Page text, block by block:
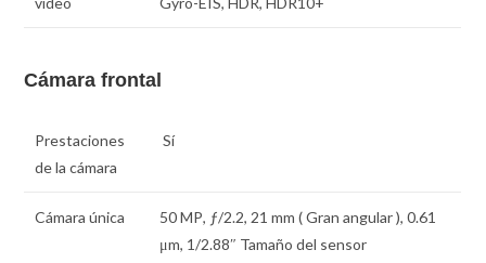
Cámara frontal
Prestaciones
de la cámara
Sí
Cámara única 50 MP, ƒ/2.2,21 mm ( Gran angular ),0.61
μm, 1/2.88″ Tamaño del sensor